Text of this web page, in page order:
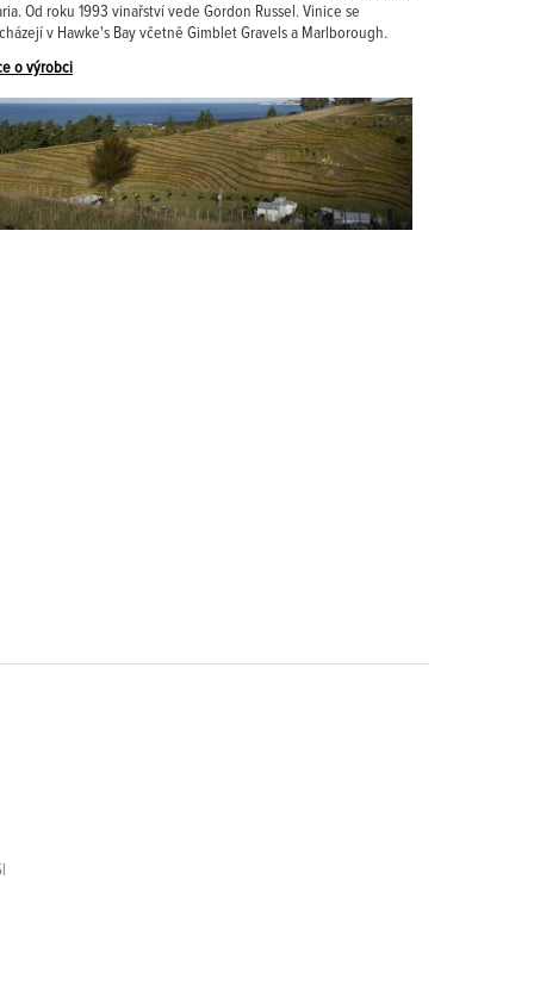
Od roku 1993 vinařství vede Gordon Russel. Vinice se
v Hawke's Bay včetně Gimblet Gravels a Marlborough.
o výrobci